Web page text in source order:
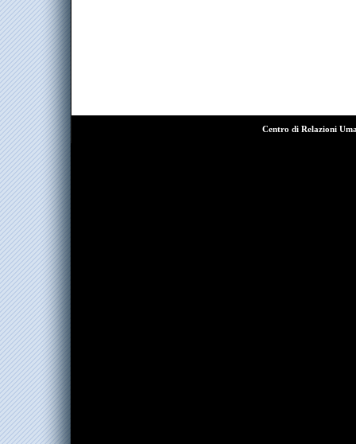
Centro di Relazioni